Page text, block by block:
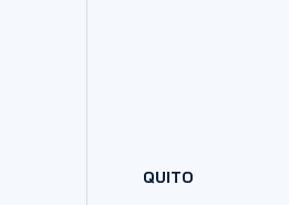
QUITO